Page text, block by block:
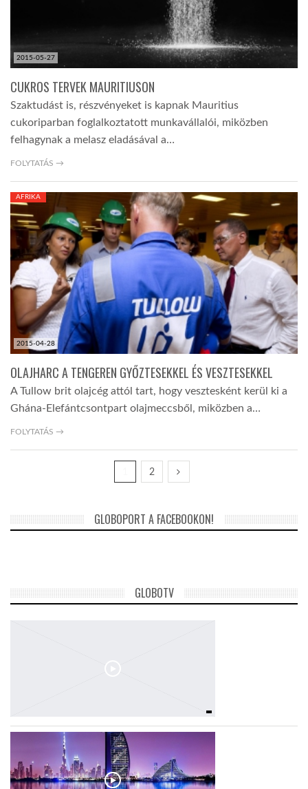
2015-05-27
CUKROS TERVEK MAURITIUSON
Szaktudást is, részvényeket is kapnak Mauritius
cukoriparban foglalkoztatott munkavállalói, miközben
felhagynak a melasz eladásával a…
FOLYTATÁS →
2015-04-28
AFRIKA
OLAJHARC A TENGEREN GYŐZTESEKKEL ÉS VESZTESEKKEL
A Tullow brit olajcég attól tart, hogy vesztesként kerül ki a
Ghána-Elefántcsontpart olajmeccsből, miközben a…
FOLYTATÁS →
2
GLOBOPORT A FACEBOOKON!
GLOBOTV